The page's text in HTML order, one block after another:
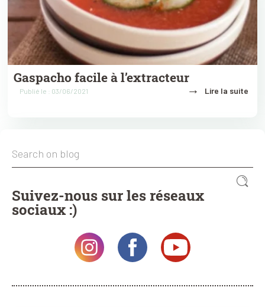
Gaspacho facile à l’extracteur
Publié le : 03/06/2021 → Lire la suite
Suivez-nous sur les réseaux
sociaux :)